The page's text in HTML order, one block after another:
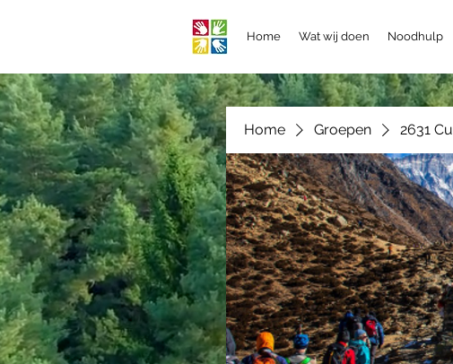
Home Wat wij doen Noodhulp
Home Groepen 2631